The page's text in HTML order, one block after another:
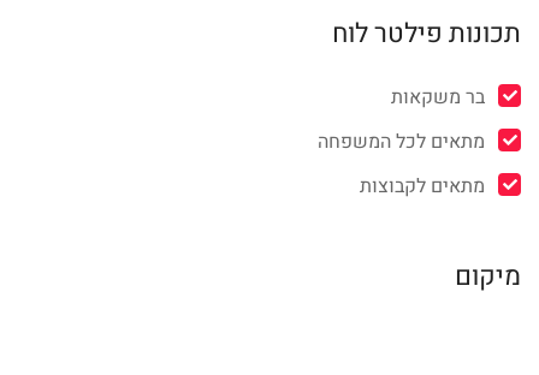
תכונות פילטר לוח
בר משקאות
מתאים לכל המשפחה
מתאים לקבוצות
מיקום